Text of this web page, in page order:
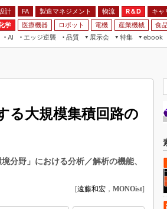
計 FA 製造マネジメント 物流 R＆D
キャ
学 医療機器 ロボット 電機 産業機械 食
AI
エッジ逆襲 品質
展示会
特集
フィールドサービス
組み込み画像技術
ebook
モビリティ
大規模集積回路の
分野」における分析／解析の機能、
[遠藤和宏 ， MONOist]